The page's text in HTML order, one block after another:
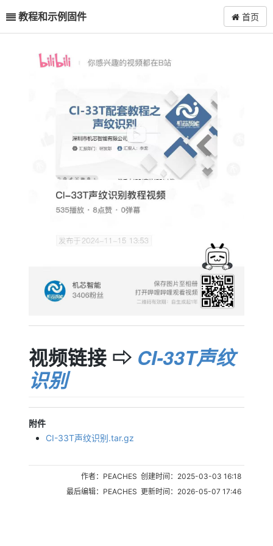
教程和示例固件 首页
视频链接 ⇨ CI-33T声纹
识别
附件
CI-33T声纹识别.tar.gz
作者：PEACHES 创建时间：2025-03-03 16:18
最后编辑：PEACHES 更新时间：2026-05-07 17:46